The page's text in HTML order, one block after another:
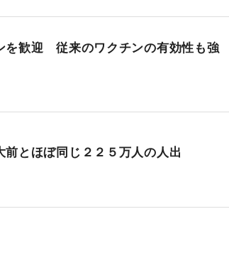
を歓迎 従来のワクチンの有効性も強
とほぼ同じ２２５万人の人出